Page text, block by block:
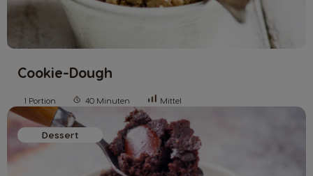
Cookie-Dough
1 Portion 40 Minuten Mittel
Dessert